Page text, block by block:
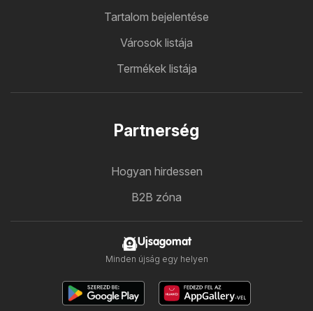
Tartalom bejelentése
Városok listája
Termékek listája
Partnerség
Hogyan hirdessen
B2B zóna
Ujsagomat
Minden újság egy helyen